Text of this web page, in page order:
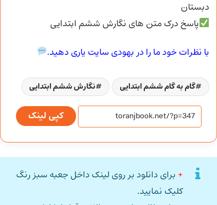
دبستان
پاسخ درک متن های نگارش ششم ابتدایی
با نظرات خود ما را در بهودی سایت یاری دهید.
گام به گام ششم ابتدایی نگارش ششم ابتدایی
کپی لینک
+ برای دانلود بر روی لینک داخل جعبه سبز رنگ
کلیک نمایید.